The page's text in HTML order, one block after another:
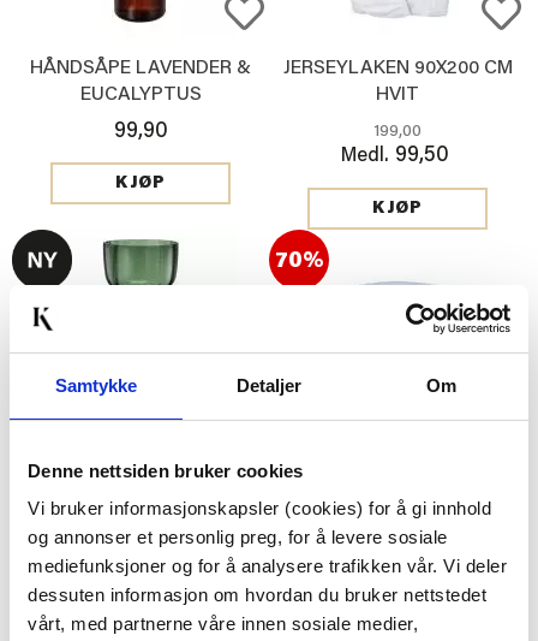
Samtykke Detaljer Om
Denne nettsiden bruker cookies
Vi bruker informasjonskapsler (cookies) for å gi innhold
og annonser et personlig preg, for å levere sosiale
mediefunksjoner og for å analysere trafikken vår. Vi deler
dessuten informasjon om hvordan du bruker nettstedet
vårt, med partnerne våre innen sosiale medier,
HÅNDSÅPE LAVENDER &
EUCALYPTUS
99,90
KJØP
JERSEYLAKEN 90X200 CM
HVIT
199,00
Medl. 99,50
KJØP
GRØNN
799,90
KJØP
70%
HARMONY 140X200 CM, BLÅ
KJØP